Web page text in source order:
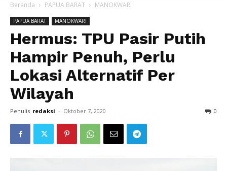
Beranda PAPUA BARAT MANOKWARI
PAPUA BARAT MANOKWARI
Hermus: TPU Pasir Putih
Hampir Penuh, Perlu
Lokasi Alternatif Per
Wilayah
Penulis redaksi - Oktober 7, 2020 0